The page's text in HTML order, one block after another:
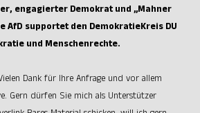
engagierter Demokrat und „Mahner
AfD supportet den DemokratieKreis DU
und Menschenrechte.
Dank für Ihre Anfrage und vor allem
Gern dürfen Sie mich als Unterstützer